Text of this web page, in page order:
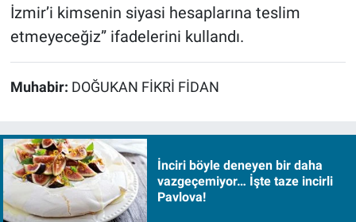
İzmir’i kimsenin siyasi hesaplarına teslim
etmeyeceğiz” ifadelerini kullandı.
Muhabir: DOĞUKAN FİKRİ FİDAN
İnciri böyle deneyen bir daha
vazgeçemiyor… İşte taze incirli
Pavlova!